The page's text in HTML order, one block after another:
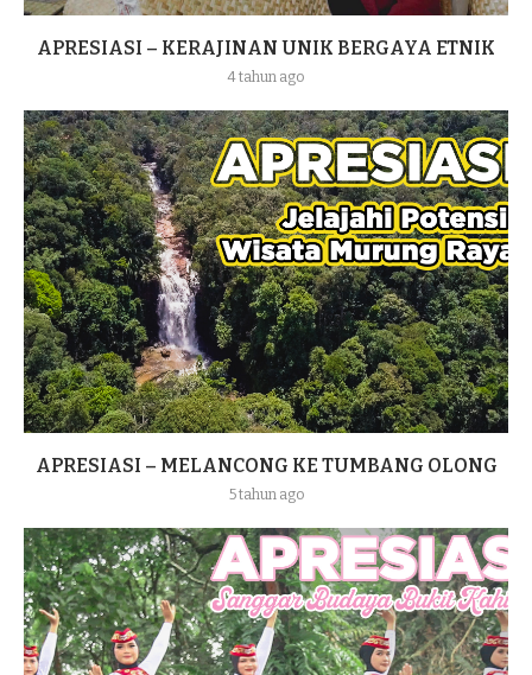
APRESIASI – KERAJINAN UNIK BERGAYA ETNIK
4 tahun ago
APRESIASI – MELANCONG KE TUMBANG OLONG
5 tahun ago